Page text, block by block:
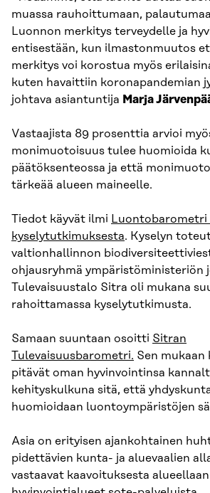
muassa rauhoittumaan,
Luonnon merkitys terveydelle ja
entisestään, kun ilmastonmuutos
merkitys voi korostua myös
kuten havaittiin koronapandemian
johtava asiantuntija Marja
Vastaajista 89 prosenttia arvioi
monimuotoisuus tulee huomioida
päätöksenteossa ja että
tärkeää alueen maineelle.
Tiedot käyvät ilmi Luontobarometri
kyselytutkimuksesta. Kyselyn
valtionhallinnon
ohjausryhmä ympäristöministeriön
Tulevaisuustalo Sitra oli mukana
rahoittamassa kyselytutkimusta.
Samaan suuntaan osoitti Sitran
Tulevaisuusbarometri. Sen mukaan
pitävät oman hyvinvointinsa
kehityskulkuna sitä, että
huomioidaan luontoympäristöjen
Asia on erityisen ajankohtainen
pidettävien kunta- ja aluevaalien
vastaavat kaavoituksesta alueellaan